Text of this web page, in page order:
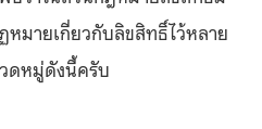
หมายเกี่ยวกับลิขสิทธิ์ไว้หลาย
ดหมู่ดังนี้ครับ